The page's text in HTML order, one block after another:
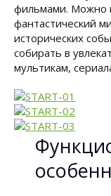
фильмами. Можно
фантастический
исторических
собирать в
мультикам,